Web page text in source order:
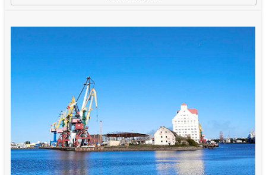
Куршская